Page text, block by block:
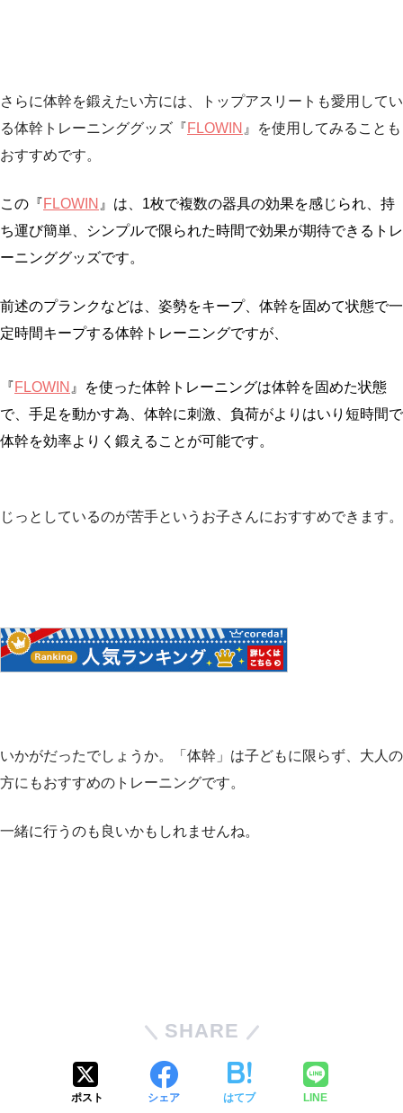
さらに体幹を鍛えたい方には、トップアスリートも愛用してい
る体幹トレーニンググッズ『FLOWIN 』を使用してみることも
おすすめです。
この『FLOWIN 』は、1枚で複数の器具の効果を感じられ、持
ち運び簡単、シンプルで限られた時間で効果が期待できるトレ
ーニンググッズです。
前述のプランクなどは、姿勢をキープ、体幹を固めて状態で一
定時間キープする体幹トレーニングですが、
『FLOWIN 』を使った体幹トレーニングは体幹を固めた状態
で、手足を動かす為、 体幹に刺激、 負荷がよりはいり短時間で
体幹を効率よりく鍛えることが可能です。
じっとしているのが苦手というお子さんにおすすめできます。
いかがだったでしょうか。「体幹」は子どもに限らず、大人の
方にもおすすめのトレーニングです。
一緒に行うのも良いかもしれませんね。
SHARE
ポスト シェア はてブ LINE